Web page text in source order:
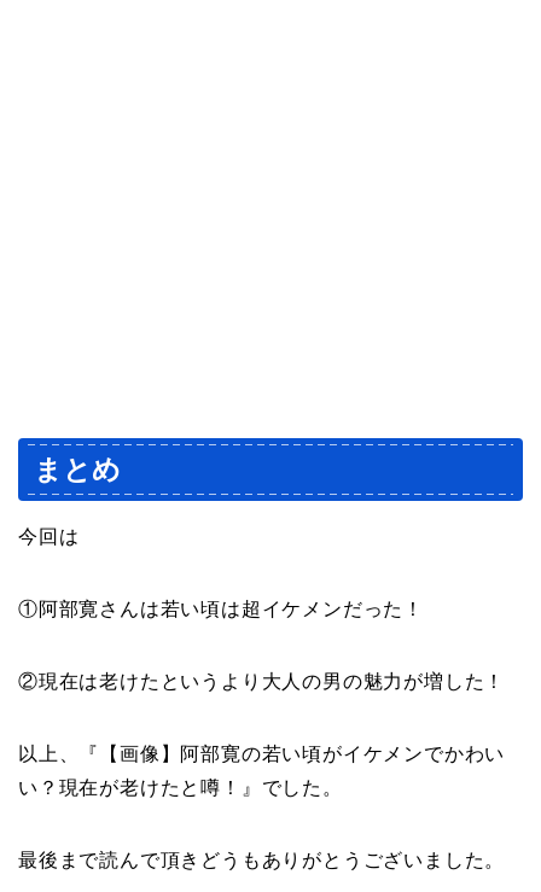
まとめ
今回は
①阿部寛さんは若い頃は超イケメンだった！
②現在は老けたというより大人の男の魅力が増した！
以上、『【画像】阿部寛の若い頃がイケメンでかわい
い？現在が老けたと噂！』でした。
最後まで読んで頂きどうもありがとうございました。